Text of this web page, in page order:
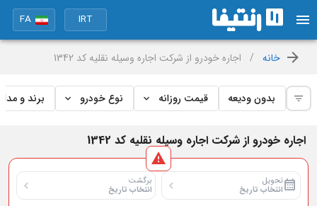
IRT
FA
خانه / اجاره خودرو از شرکت اجاره وسیله نقلیه کد 1342
بدون ودیعه قیمت روزانه نوع خودرو برند و مدل
اجاره خودرو از شرکت اجاره وسیله نقلیه کد 1342
تحویل
انتخاب تاریخ
برگشت
انتخاب تاریخ